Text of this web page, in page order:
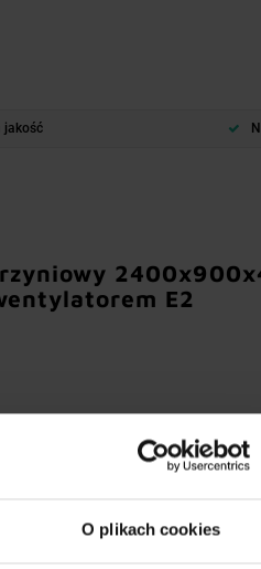
O plikach cookies
jakość
E2